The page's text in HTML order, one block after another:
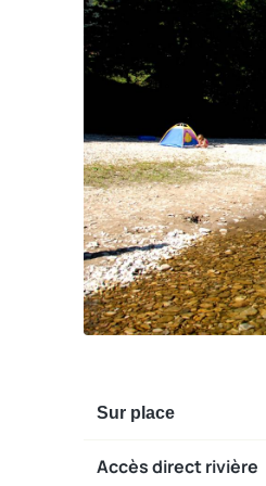
Sur place
Accès direct rivière